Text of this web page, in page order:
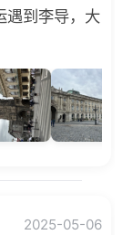
遇到李导，大
2025-05-06